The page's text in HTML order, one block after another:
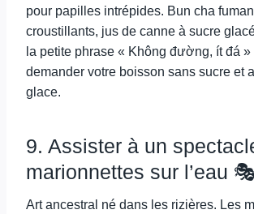
pour papilles intrépides. Bun cha
croustillants, jus de canne à sucre
la petite phrase « Không đường, ít đá »
demander votre boisson sans sucre et
glace.
9. Assister à un
marionnettes sur l’eau
Art ancestral né dans les rizières. Les